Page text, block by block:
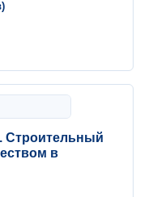
Строительный
в